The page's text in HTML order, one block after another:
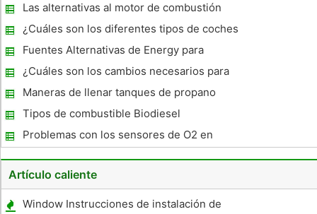
Las alternativas al motor de combustión
interna
¿Cuáles son los diferentes tipos de coches
híbridos?
Fuentes Alternativas de Energy para
Vehículos
¿Cuáles son los cambios necesarios para
ejecutar coches de combustible de
hidrógeno?
Maneras de llenar tanques de propano
Tipos de combustible Biodiesel
Problemas con los sensores de O2 en
generadores de hidrógeno
Artículo caliente
Window Instrucciones de instalación de